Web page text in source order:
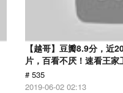
【越哥】豆瓣8.9分，近
片，百看不厌！速看王家
# 535
2019-06-02 02:13